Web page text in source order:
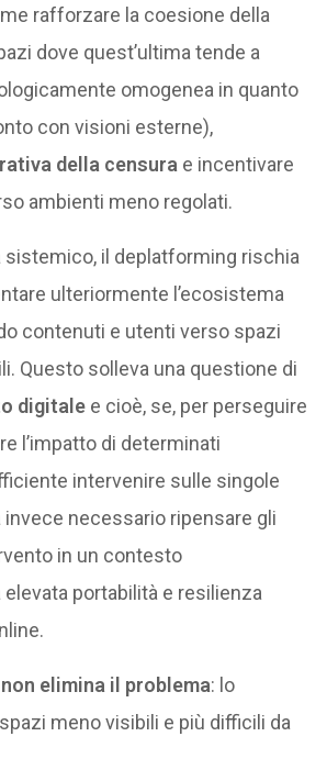
rafforzare la coesione della
dove quest’ultima tende a
omogenea in quanto
con visioni esterne),
della censura e incentivare
ambienti meno regolati.
sistemico, il deplatforming rischia
ulteriormente l’ecosistema
contenuti e utenti verso spazi
Questo solleva una questione di
digitale e cioè, se, per perseguire
l’impatto di determinati
intervenire sulle singole
necessario ripensare gli
in un contesto
portabilità e resilienza
elimina il problema: lo
meno visibili e più difficili da